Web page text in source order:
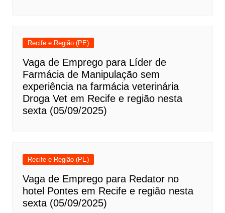
Recife e Região (PE)
Vaga de Emprego para Líder de
Farmácia de Manipulação sem
experiência na farmácia veterinária
Droga Vet em Recife e região nesta
sexta (05/09/2025)
Recife e Região (PE)
Vaga de Emprego para Redator no
hotel Pontes em Recife e região nesta
sexta (05/09/2025)